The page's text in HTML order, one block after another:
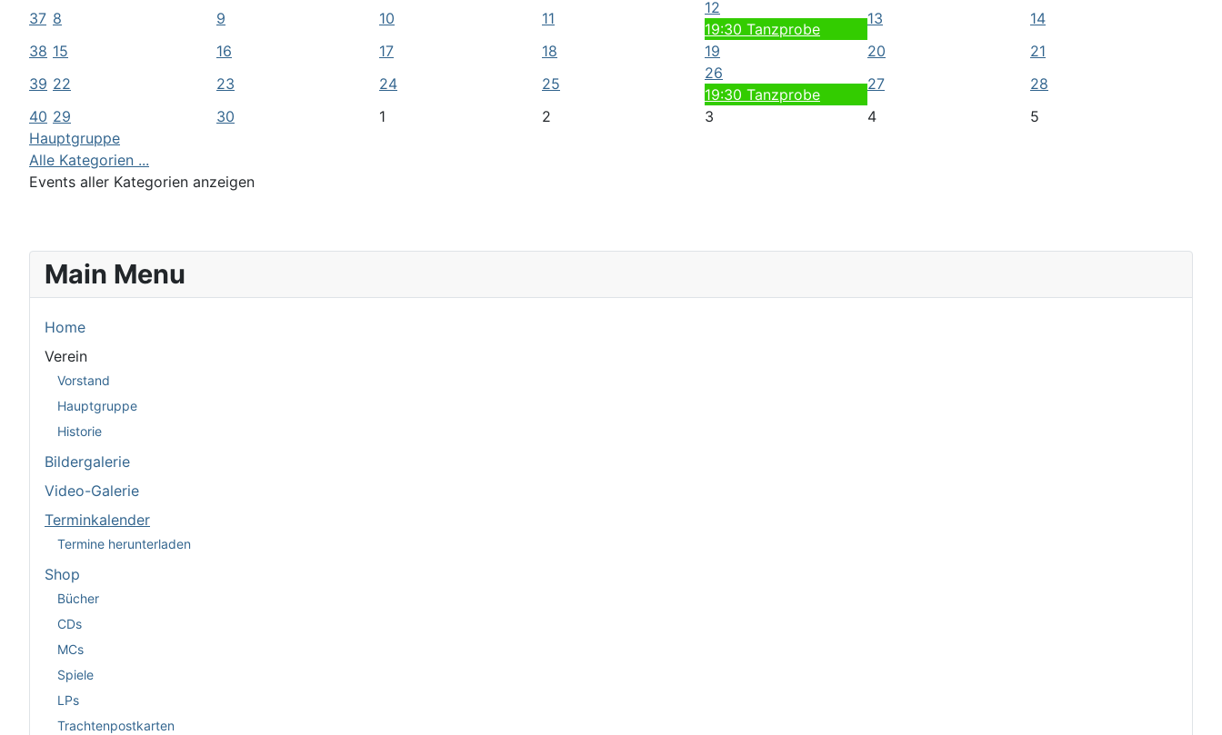
37 8 9 10 11
12
19:30 Tanzprobe
13
14
38 15 16 17 18 19 20
21
39 22 23 24 25
26
19:30 Tanzprobe
27
28
40 29 30 1 2 3 4
5
Hauptgruppe
Alle Kategorien ...
Events aller Kategorien anzeigen
Main Menu
Home
Verein
Vorstand
Hauptgruppe
Historie
Bildergalerie
Video-Galerie
Terminkalender
Termine herunterladen
Shop
Bücher
CDs
MCs
Spiele
LPs
Trachtenpostkarten